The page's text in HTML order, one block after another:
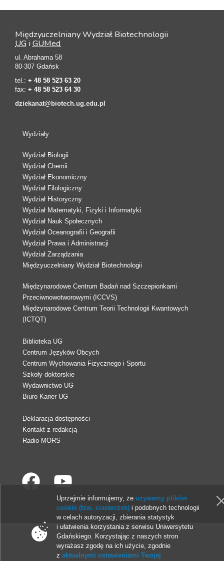
Międzyuczelniany Wydział Biotechnologii
UG i GUMed
ul. Abrahama 58
80-307 Gdańsk
tel.: + 48 58 523 63 20
fax: + 48 58 523 64 30
dziekanat@biotech.ug.edu.pl
Wydziały
Wydział Biologii
Wydział Chemii
Wydział Ekonomiczny
Wydział Filologiczny
Wydział Historyczny
Wydział Matematyki, Fizyki i Informatyki
Wydział Nauk Społecznych
Wydział Oceanografii i Geografii
Wydział Prawa i Administracji
Wydział Zarządzania
Międzyuczelniany Wydział Biotechnologii
Międzynarodowe Centrum Badań nad Szczepionkami
Przeciwnowotworowymi (ICCVS)
Międzynarodowe Centrum Teorii Technologii Kwantowych
(ICTQT)
Biblioteka UG
Centrum Języków Obcych
Centrum Wychowania Fizycznego i Sportu
Szkoły doktorskie
Wydawnictwo UG
Biuro Karier UG
Deklaracja dostępności
Kontakt z redakcją
Radio MORS
© 2013-2026 Uniwersytet Gdański
Uprzejmie informujemy, że używamy plików
cookie (tzw. ciasteczek) i podobnych technologii
w celach autoryzacji, zbierania statystyk
i ułatwienia korzystania z serwisu Uniwersytetu
Gdańskiego. Korzystając z naszych stron
wyrażasz zgodę na ich użycie, zgodnie
zaktualnymi ustawieniami Twojej